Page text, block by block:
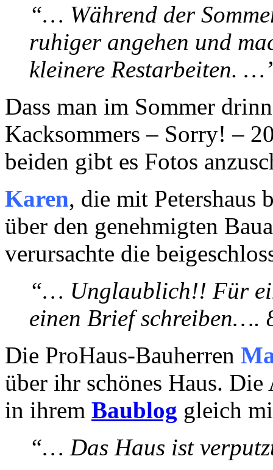
“… Während der
ruhiger angehen und
kleinere Restarbeiten.
Dass man im Sommer
Kacksommers – Sorry! –
beiden gibt es Fotos
Karen, die mit
über den genehmigten
verursachte die
“… Unglaublich!! Für
einen Brief
Die ProHaus-Bauherren
über ihr schönes Haus.
in ihrem Baublog gleich
“… Das Haus ist